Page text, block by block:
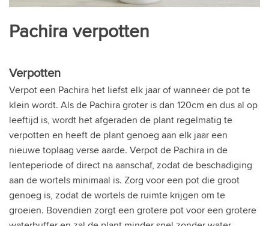
Pachira verpotten
Verpotten
Verpot een Pachira het liefst elk jaar of wanneer de pot te
klein wordt. Als de Pachira groter is dan 120cm en dus al op
leeftijd is, wordt het afgeraden de plant regelmatig te
verpotten en heeft de plant genoeg aan elk jaar een
nieuwe toplaag verse aarde. Verpot de Pachira in de
lenteperiode of direct na aanschaf, zodat de beschadiging
aan de wortels minimaal is. Zorg voor een pot die groot
genoeg is, zodat de wortels de ruimte krijgen om te
groeien. Bovendien zorgt een grotere pot voor een grotere